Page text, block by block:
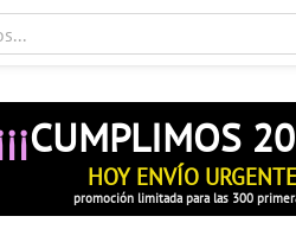
CUMPLIMOS
HOY ENVÍO
promoción limitada para las 300